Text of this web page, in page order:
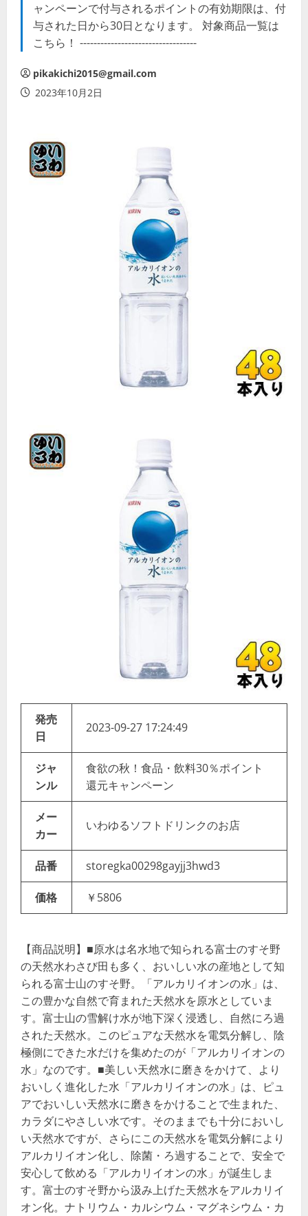
ャンペーンで付与されるポイントの有効期限は、付
与された日から30日となります。 対象商品一覧は
こちら！ ----------------------------------
pikakichi2015@gmail.com
2023年10月2日
発売
日
2023-09-27 17:24:49
ジャ
ンル
食欲の秋！食品・飲料30％ポイント
還元キャンペーン
メー
カー
いわゆるソフトドリンクのお店
品番 storegka00298gayjj3hwd3
価格 ￥5806
【商品説明】■原水は名水地で知られる富士のすそ野
の天然水わさび田も多く、おいしい水の産地として知
られる富士山のすそ野。「アルカリイオンの水」は、
この豊かな自然で育まれた天然水を原水としていま
す。富士山の雪解け水が地下深く浸透し、自然にろ過
された天然水。このピュアな天然水を電気分解し、陰
極側にできた水だけを集めたのが「アルカリイオンの
水」なのです。■美しい天然水に磨きをかけて、より
おいしく進化した水「アルカリイオンの水」は、ピュ
アでおいしい天然水に磨きをかけることで生まれた、
カラダにやさしい水です。そのままでも十分においし
い天然水ですが、さらにこの天然水を電気分解により
アルカリイオン化し、除菌・ろ過することで、安全で
安心して飲める「アルカリイオンの水」が誕生しま
す。富士のすそ野から汲み上げた天然水をアルカリイ
オン化。ナトリウム・カルシウム・マグネシウム・カ